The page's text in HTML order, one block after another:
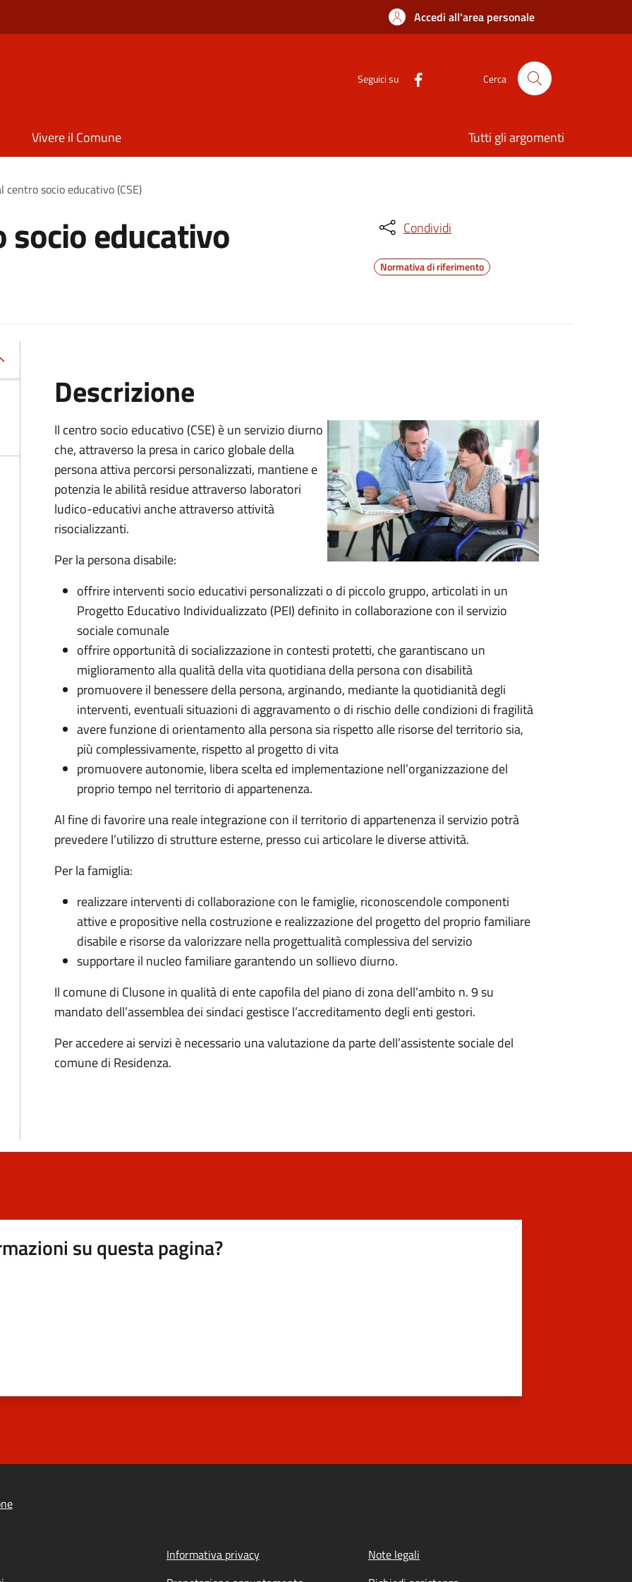
Accedi all'area personale
Seguici su Cerca
Vivere il Comune Tutti gli argomenti
centro socio educativo (CSE)
socio educativo Condividi
Normativa di riferimento
Descrizione
Il centro socio educativo (CSE) è un servizio diurno
che, attraverso la presa in carico globale della
persona attiva percorsi personalizzati, mantiene e
potenzia le abilità residue attraverso laboratori
ludico-educativi anche attraverso attività
risocializzanti.
Per la persona disabile:
offrire interventi socio educativi personalizzati o di piccolo gruppo, articolati in un
Progetto Educativo Individualizzato (PEI) definito in collaborazione con il servizio
sociale comunale
offrire opportunità di socializzazione in contesti protetti, che garantiscano un
miglioramento alla qualità della vita quotidiana della persona con disabilità
promuovere il benessere della persona, arginando, mediante la quotidianità degli
interventi, eventuali situazioni di aggravamento o di rischio delle condizioni di fragilità
avere funzione di orientamento alla persona sia rispetto alle risorse del territorio sia,
più complessivamente, rispetto al progetto di vita
promuovere autonomie, libera scelta ed implementazione nell’organizzazione del
proprio tempo nel territorio di appartenenza.
Al fine di favorire una reale integrazione con il territorio di appartenenza il servizio potrà
prevedere l’utilizzo di strutture esterne, presso cui articolare le diverse attività.
Per la famiglia:
realizzare interventi di collaborazione con le famiglie, riconoscendole componenti
attive e propositive nella costruzione e realizzazione del progetto del proprio familiare
disabile e risorse da valorizzare nella progettualità complessiva del servizio
supportare il nucleo familiare garantendo un sollievo diurno.
Il comune di Clusone in qualità di ente capofila del piano di zona dell’ambito n. 9 su
mandato dell’assemblea dei sindaci gestisce l’accreditamento degli enti gestori.
Per accedere ai servizi è necessario una valutazione da parte dell’assistente sociale del
comune di Residenza.
su questa pagina?
Informativa privacy
Note legali